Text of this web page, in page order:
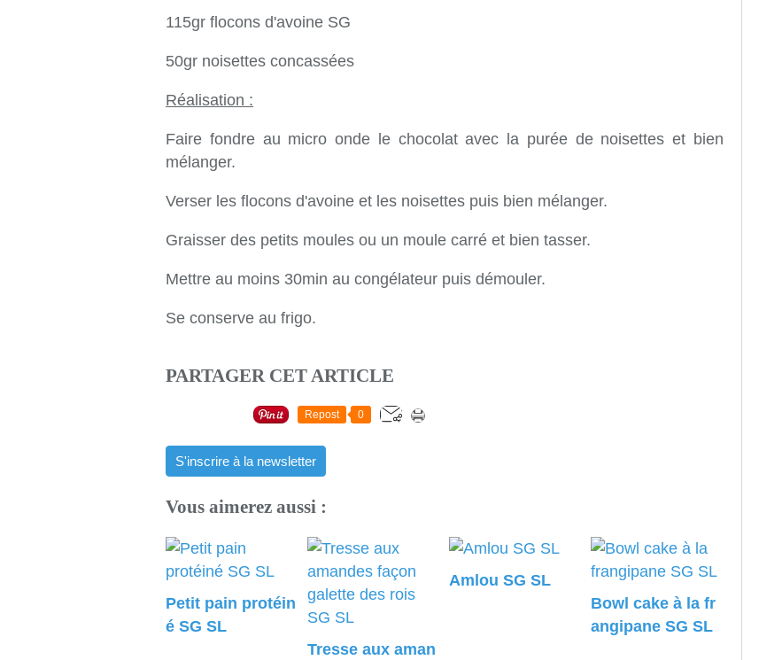
115gr flocons d'avoine SG
50gr noisettes concassées
Réalisation :
Faire fondre au micro onde le chocolat avec la purée de noisettes et bien
mélanger.
Verser les flocons d'avoine et les noisettes puis bien mélanger.
Graisser des petits moules ou un moule carré et bien tasser.
Mettre au moins 30min au congélateur puis démouler.
Se conserve au frigo.
PARTAGER CET ARTICLE
Repost 0
S'inscrire à la newsletter
Vous aimerez aussi :
Petit pain protéin
é SG SL
Tresse aux aman
Amlou SG SL
Bowl cake à la fr
angipane SG SL